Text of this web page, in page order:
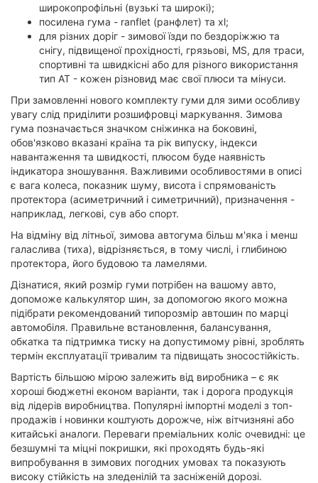
широкопрофільні (вузькі та широкі);
посилена гума - ranflet (ранфлет) та xl;
для різних доріг - зимової їзди по бездоріжжю та
снігу, підвищеної прохідності, грязьові, MS, для траси,
спортивні та швидкісні або для різного використання
тип АТ - кожен різновид має свої плюси та мінуси.
При замовленні нового комплекту гуми для зими особливу
увагу слід приділити розшифровці маркування. Зимова
гума позначається значком сніжинка на боковині,
обов'язково вказані країна та рік випуску, індекси
навантаження та швидкості, плюсом буде наявність
індикатора зношування. Важливими особливостями в описі
є вага колеса, показник шуму, висота і спрямованість
протектора (асиметричний і симетричний), призначення -
наприклад, легкові, сув або спорт.
На відміну від літньої, зимова автогума більш м'яка і менш
галаслива (тиха), відрізняється, в тому числі, і глибиною
протектора, його будовою та ламелями.
Дізнатися, який розмір гуми потрібен на вашому авто,
допоможе калькулятор шин, за допомогою якого можна
підібрати рекомендований типорозмір автошин по марці
автомобіля. Правильне встановлення, балансування,
обкатка та підтримка тиску на допустимому рівні, зроблять
термін експлуатації тривалим та підвищать зносостійкість.
Вартість більшою мірою залежить від виробника – є як
хороші бюджетні економ варіанти, так і дорога продукція
від лідерів виробництва. Популярні імпортні моделі з топ-
продажів і новинки коштують дорожче, ніж вітчизняні або
китайські аналоги. Переваги преміальних коліс очевидні: це
безшумні та міцні покришки, які проходять будь-які
випробування в зимових погодних умовах та показують
високу стійкість на зледенілій та засніженій дорозі.